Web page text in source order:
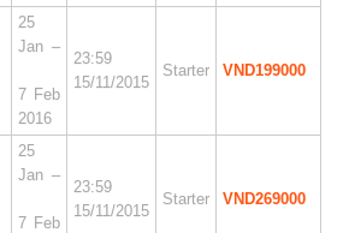
25
Jan –
7 Feb
2016
23:59
15/11/2015
Starter VND199000
25
Jan –
7 Feb
23:59
15/11/2015
Starter VND269000